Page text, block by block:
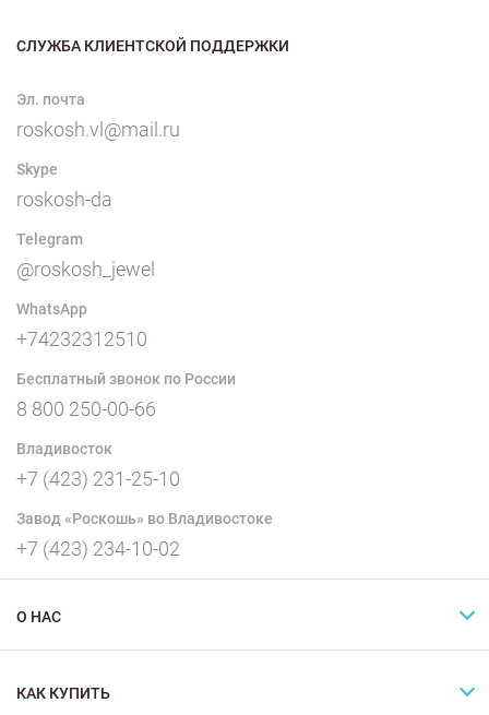
СЛУЖБА КЛИЕНТСКОЙ ПОДДЕРЖКИ
Эл. почта
roskosh.vl@mail.ru
Skype
roskosh-da
Telegram
@roskosh_jewel
WhatsApp
+74232312510
Бесплатный звонок по России
8 800 250-00-66
Владивосток
+7 (423) 231-25-10
Завод «Роскошь» во Владивостоке
+7 (423) 234-10-02
О НАС
КАК КУПИТЬ